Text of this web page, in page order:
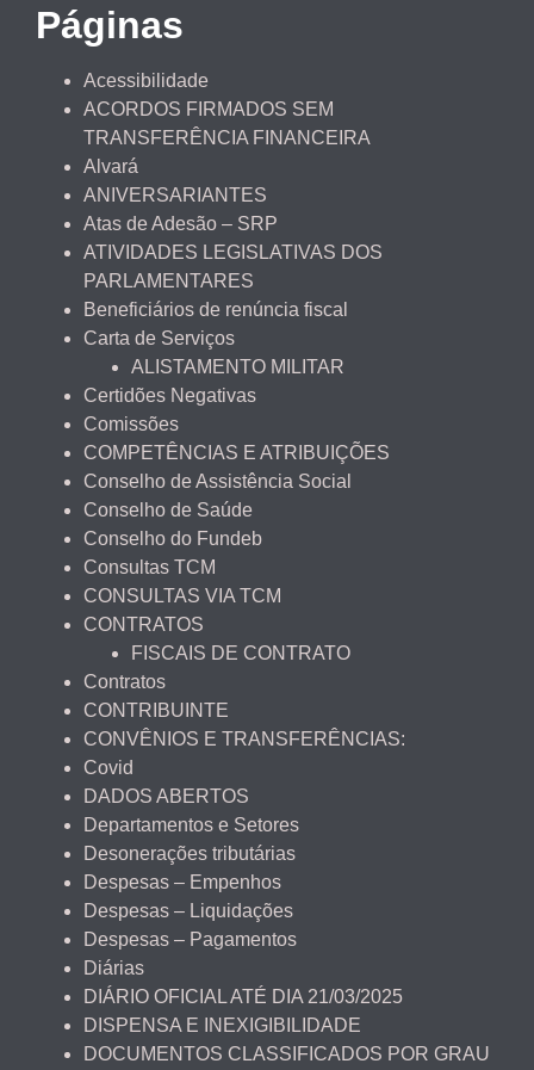
Páginas
Acessibilidade
ACORDOS FIRMADOS SEM
TRANSFERÊNCIA FINANCEIRA
Alvará
ANIVERSARIANTES
Atas de Adesão – SRP
ATIVIDADES LEGISLATIVAS DOS
PARLAMENTARES
Beneficiários de renúncia fiscal
Carta de Serviços
ALISTAMENTO MILITAR
Certidões Negativas
Comissões
COMPETÊNCIAS E ATRIBUIÇÕES
Conselho de Assistência Social
Conselho de Saúde
Conselho do Fundeb
Consultas TCM
CONSULTAS VIA TCM
CONTRATOS
FISCAIS DE CONTRATO
Contratos
CONTRIBUINTE
CONVÊNIOS E TRANSFERÊNCIAS:
Covid
DADOS ABERTOS
Departamentos e Setores
Desonerações tributárias
Despesas – Empenhos
Despesas – Liquidações
Despesas – Pagamentos
Diárias
DIÁRIO OFICIAL ATÉ DIA 21/03/2025
DISPENSA E INEXIGIBILIDADE
DOCUMENTOS CLASSIFICADOS POR GRAU